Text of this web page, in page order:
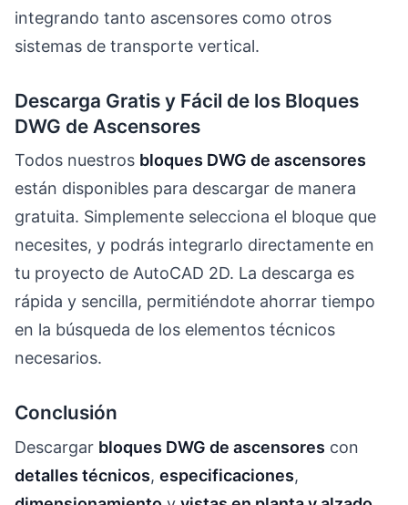
integrando tanto ascensores como otros
sistemas de transporte vertical.
Descarga Gratis y Fácil de los Bloques
DWG de Ascensores
Todos nuestros bloques DWG de ascensores
están disponibles para descargar de manera
gratuita. Simplemente selecciona el bloque que
necesites, y podrás integrarlo directamente en
tu proyecto de AutoCAD 2D. La descarga es
rápida y sencilla, permitiéndote ahorrar tiempo
en la búsqueda de los elementos técnicos
necesarios.
Conclusión
Descargar bloques DWG de ascensores con
detalles técnicos, especificaciones,